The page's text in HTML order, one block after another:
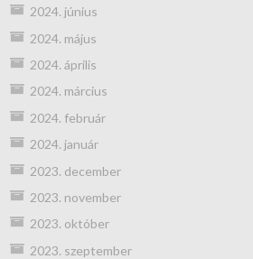
2024. június
2024. május
2024. április
2024. március
2024. február
2024. január
2023. december
2023. november
2023. október
2023. szeptember